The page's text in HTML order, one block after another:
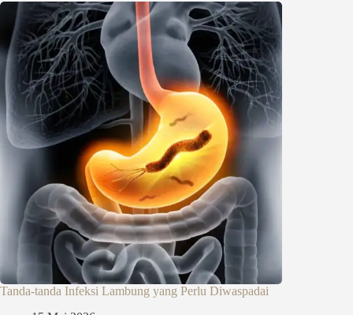
Tanda-tanda Infeksi Lambung yang Perlu Diwaspadai